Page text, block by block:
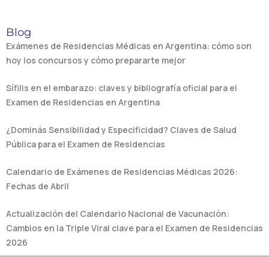
Blog
Exámenes de Residencias Médicas en Argentina: cómo son
hoy los concursos y cómo prepararte mejor
Sífilis en el embarazo: claves y bibliografía oficial para el
Examen de Residencias en Argentina
¿Dominás Sensibilidad y Especificidad? Claves de Salud
Pública para el Examen de Residencias
Calendario de Exámenes de Residencias Médicas 2026:
Fechas de Abril
Actualización del Calendario Nacional de Vacunación:
Cambios en la Triple Viral clave para el Examen de Residencias
2026